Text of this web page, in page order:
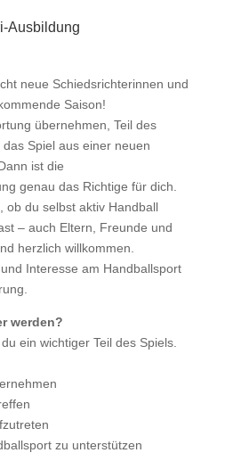
Ausbildung
neue Schiedsrichterinnen und
Saison!
übernehmen, Teil des
Spiel aus einer neuen
ist die
genau das Richtige für dich.
ob du selbst aktiv Handball
– auch Eltern, Freunde und
herzlich willkommen.
Interesse am Handballsport
werden?
ein wichtiger Teil des Spiels.
zu unterstützen